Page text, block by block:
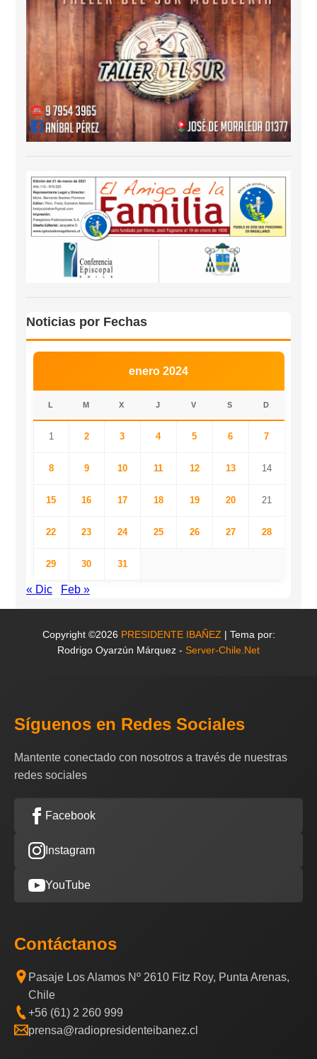
Noticias por Fechas
enero 2024
L M X J V S D
1 2 3 4 5 6 7
8 9 10 11 12 13 14
15 16 17 18 19 20 21
22 23 24 25 26 27 28
29 30 31
« Dic Feb »
Copyright ©2026 PRESIDENTE IBAÑEZ | Tema por:
Rodrigo Oyarzún Márquez - Server-Chile.Net
Síguenos en Redes Sociales
Mantente conectado con nosotros a través de nuestras
redes sociales
Facebook
Instagram
YouTube
Contáctanos
Pasaje Los Alamos Nº 2610 Fitz Roy, Punta Arenas,
Chile
+56 (61) 2 260 999
prensa@radiopresidenteibanez.cl